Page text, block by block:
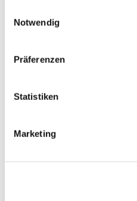
Notwendig
Präferenzen
Statistiken
Marketing
Allgemeine Daten
Rahmen
Füllung
Anthrazitgrau
Anschlag